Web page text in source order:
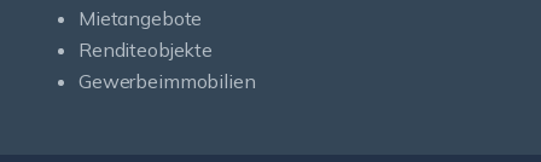
Mietangebote
Renditeobjekte
Gewerbeimmobilien